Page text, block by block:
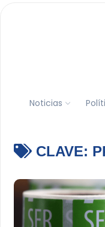
Noticias
CLAVE: